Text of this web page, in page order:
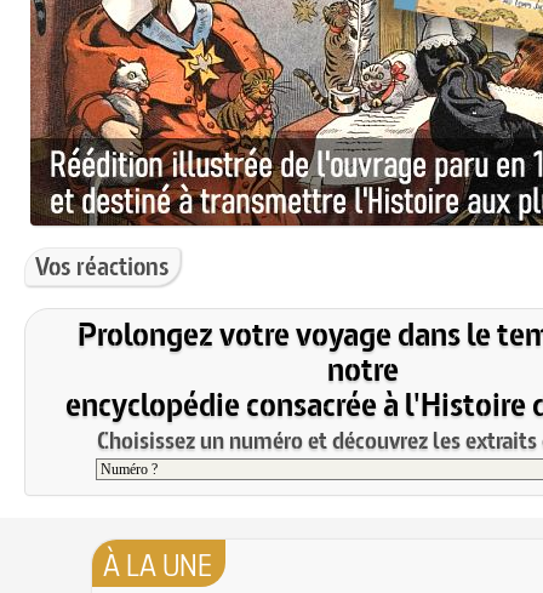
Vos réactions
Prolongez votre voyage dans le
notre
encyclopédie consacrée à l'Histoire
Choisissez un numéro et découvrez les
À LA UNE